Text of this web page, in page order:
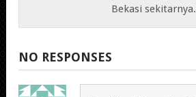
Bekasi sekitarnya.
NO RESPONSES